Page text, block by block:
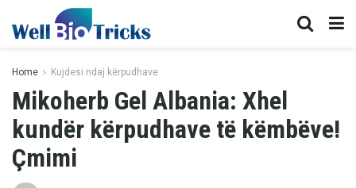
Home Kujdesi ndaj kërpudhave
Mikoherb Gel Albania: Xhel
kundër kërpudhave të këmbëve!
Çmimi